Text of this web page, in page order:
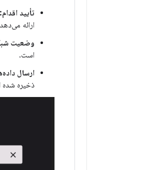
تأیید اقدام:
ارائه
وضعیت
است.
ارسال
ذخیره